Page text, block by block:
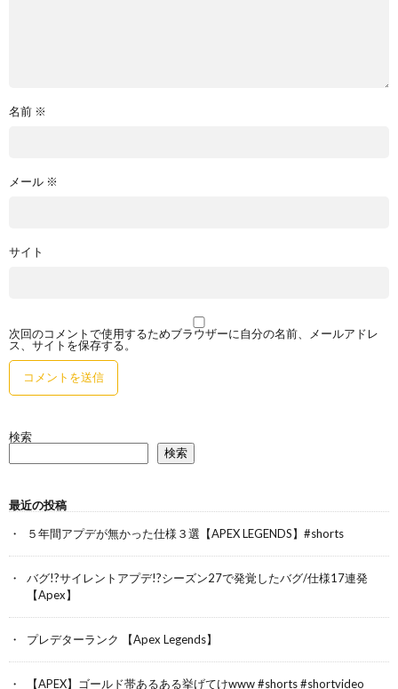
名前 ※
メール ※
サイト
次回のコメントで使用するためブラウザーに自分の名前、メールアドレ
ス、サイトを保存する。
検索
検索
最近の投稿
５年間アプデが無かった仕様３選【APEX LEGENDS】#shorts
バグ!?サイレントアプデ!?シーズン27で発覚したバグ/仕様17連発
【Apex】
プレデターランク 【Apex Legends】
【APEX】ゴールド帯あるある挙げてけwww #shorts #shortvideo